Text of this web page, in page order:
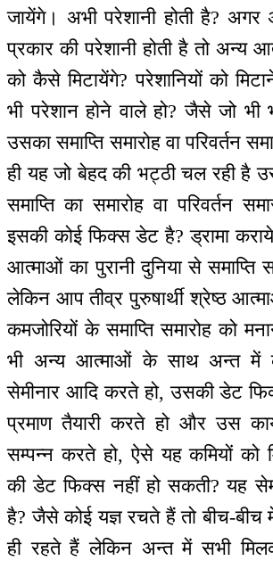
जायेंगे। अभी परेशानी होती है?
प्रकार की परेशानी होती है तो अन्य
को कैसे मिटायेंगे? परेशानियों को
भी परेशान होने वाले हो? जैसे जो भी
उसका समाप्ति समारोह वा परिवर्तन
ही यह जो बेहद की भट्ठी चल रही है
समाप्ति का समारोह वा परिवर्तन
इसकी कोई फिक्स डेट है? ड्रामा
आत्माओं का पुरानी दुनिया से समाप्ति
लेकिन आप तीव्र पुरुषार्थी श्रेष्ठ
कमजोरियों के समाप्ति समारोह को
भी अन्य आत्माओं के साथ अन्त
सेमीनार आदि करते हो, उसकी डेट
प्रमाण तैयारी करते हो और उस
सम्पन्न करते हो, ऐसे यह कमियों को
की डेट फिक्स नहीं हो सकती? यह
है? जैसे कोई यज्ञ रचते हैं तो बीच-बीच
ही रहते हैं लेकिन अन्त में सभी